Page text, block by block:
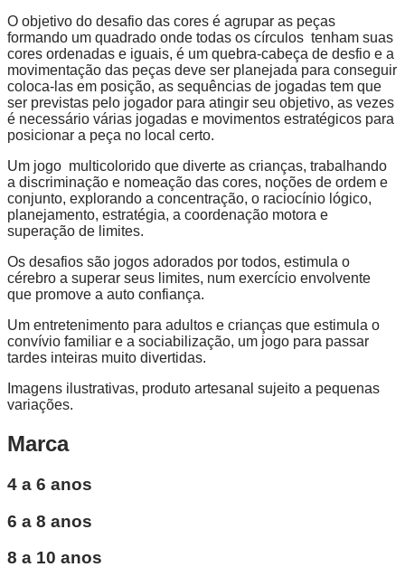
O objetivo do desafio das cores é agrupar as peças
formando um quadrado onde todas os círculos tenham suas
cores ordenadas e iguais, é um quebra-cabeça de desfio e a
movimentação das peças deve ser planejada para conseguir
coloca-las em posição, as sequências de jogadas tem que
ser previstas pelo jogador para atingir seu objetivo, as vezes
é necessário várias jogadas e movimentos estratégicos para
posicionar a peça no local certo.
Um jogo multicolorido que diverte as crianças, trabalhando
a discriminação e nomeação das cores, noções de ordem e
conjunto, explorando a concentração, o raciocínio lógico,
planejamento, estratégia, a coordenação motora e
superação de limites.
Os desafios são jogos adorados por todos, estimula o
cérebro a superar seus limites, num exercício envolvente
que promove a auto confiança.
Um entretenimento para adultos e crianças que estimula o
convívio familiar e a sociabilização, um jogo para passar
tardes inteiras muito divertidas.
Imagens ilustrativas, produto artesanal sujeito a pequenas
variações.
Marca
4 a 6 anos
6 a 8 anos
8 a 10 anos